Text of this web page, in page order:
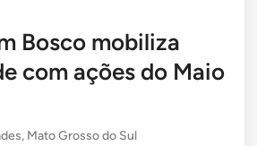
Bosco mobiliza
com ações do Maio
, Mato Grosso do Sul